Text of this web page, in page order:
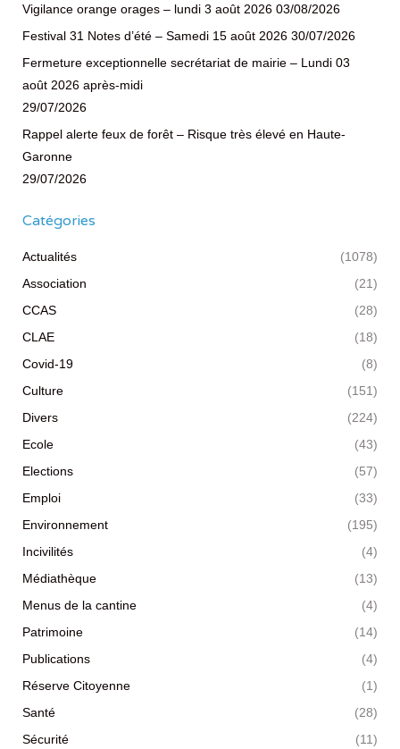
Vigilance orange orages – lundi 3 août 2026 03/08/2026
Festival 31 Notes d’été – Samedi 15 août 2026 30/07/2026
Fermeture exceptionnelle secrétariat de mairie – Lundi 03
août 2026 après-midi
29/07/2026
Rappel alerte feux de forêt – Risque très élevé en Haute-
Garonne
29/07/2026
Catégories
Actualités
(1078)
Association
(21)
CCAS
(28)
CLAE
(18)
Covid-19
(8)
Culture
(151)
Divers
(224)
Ecole
(43)
Elections
(57)
Emploi
(33)
Environnement
(195)
Incivilités
(4)
Médiathèque
(13)
Menus de la cantine
(4)
Patrimoine
(14)
Publications
(4)
Réserve Citoyenne
(1)
Santé
(28)
Sécurité
(11)